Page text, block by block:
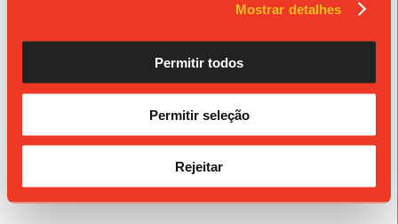
Mostrar detalhes
Permitir todos
Permitir seleção
Rejeitar